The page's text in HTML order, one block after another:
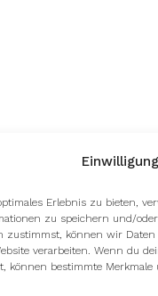
Erlebnis zu bieten,
zu speichern und/
zustimmst, können wir
verarbeiten. Wenn du
können bestimmte